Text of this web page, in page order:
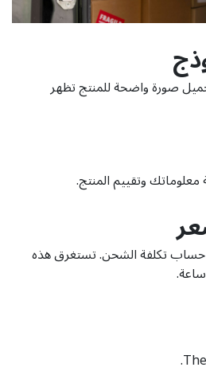
صورة واضحة للمنتج تظهر
وتقييم المنتج.
حساب تكلفة الشحن. تستغرق هذه